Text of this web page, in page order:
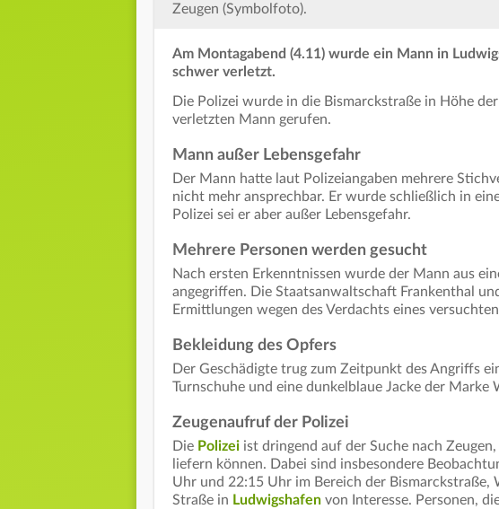
Zeugen (Symbolfoto).
Am Montagabend (4.11) wurde ein Mann in
schwer verletzt.
Die Polizei wurde in die Bismarckstraße in Höhe
verletzten Mann gerufen.
Mann außer Lebensgefahr
Der Mann hatte laut Polizeiangaben mehrere
nicht mehr ansprechbar. Er wurde schließlich in
Polizei sei er aber außer Lebensgefahr.
Mehrere Personen werden gesucht
Nach ersten Erkenntnissen wurde der Mann aus
angegriffen. Die Staatsanwaltschaft Frankenthal
Ermittlungen wegen des Verdachts eines
Bekleidung des Opfers
Der Geschädigte trug zum Zeitpunkt des Angriffs
Turnschuhe und eine dunkelblaue Jacke der Marke
Zeugenaufruf der Polizei
Die Polizei ist dringend auf der Suche nach
liefern können. Dabei sind insbesondere
Uhr und 22:15 Uhr im Bereich der
Straße in Ludwigshafen von Interesse. Personen,